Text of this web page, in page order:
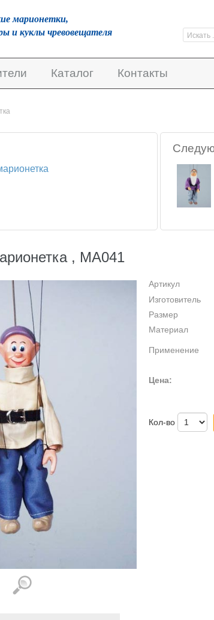
Каталог Контакты
, MA041
Артикул
Изготовитель
Размер
Материал
Применение
Цена:
Кол-во
марионетки,
и куклы чревовещателя